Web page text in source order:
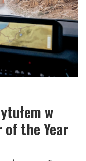
w
of the Year